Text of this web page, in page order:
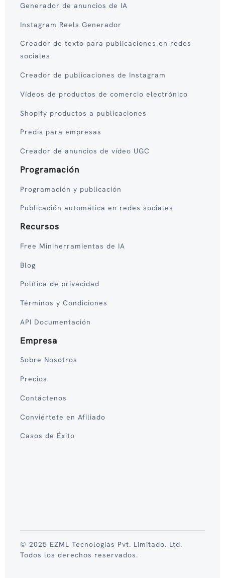
Generador de anuncios de IA
Instagram Reels Generador
Creador de texto para publicaciones en redes
sociales
Creador de publicaciones de Instagram
Vídeos de productos de comercio electrónico
Shopify productos a publicaciones
Predis para empresas
Creador de anuncios de vídeo UGC
Programación
Programación y publicación
Publicación automática en redes sociales
Recursos
Free Miniherramientas de IA
Blog
Política de privacidad
Términos y Condiciones
API Documentación
Empresa
Sobre Nosotros
Precios
Contáctenos
Conviértete en Afiliado
Casos de Éxito
© 2025 EZML Tecnologías Pvt. Limitado. Ltd.
Todos los derechos reservados.